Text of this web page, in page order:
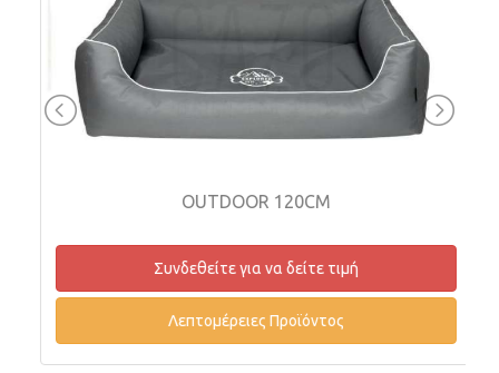
OUTDOOR 120CM
Συνδεθείτε για να δείτε τιμή
Λεπτομέρειες Προϊόντος